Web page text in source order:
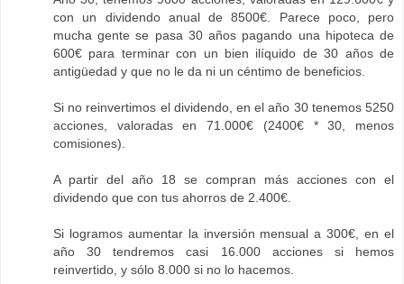
con un dividendo anual de 8500€. Parece poco, pero
mucha gente se pasa 30 años pagando una hipoteca de
600€ para terminar con un bien ilíquido de 30 años de
antigüedad y que no le da ni un céntimo de beneficios.
Si no reinvertimos el dividendo, en el año 30 tenemos 5250
acciones, valoradas en 71.000€ (2400€ * 30, menos
comisiones).
A partir del año 18 se compran más acciones con el
dividendo que con tus ahorros de 2.400€.
Si logramos aumentar la inversión mensual a 300€, en el
año 30 tendremos casi 16.000 acciones si hemos
reinvertido, y sólo 8.000 si no lo hacemos.